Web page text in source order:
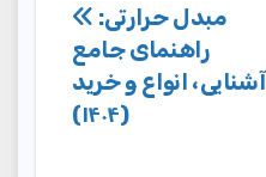
Post
navigation
راهنمای جامع
آشنایی، انواع و خرید
(۱۴۰۴)